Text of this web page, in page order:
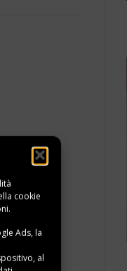
cookie
Ads, la
al